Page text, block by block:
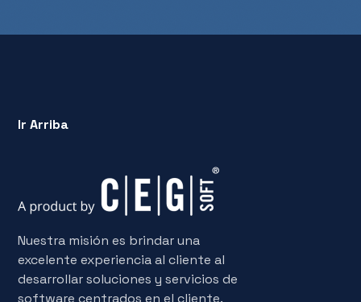
Ir Arriba
Nuestra misión es brindar una
excelente experiencia al cliente al
desarrollar soluciones y servicios de
software centrados en el cliente.